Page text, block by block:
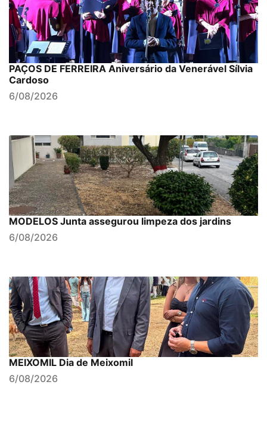
PAÇOS DE FERREIRA Aniversário da Venerável Sílvia
Cardoso
6/08/2026
MODELOS Junta assegurou limpeza dos jardins
6/08/2026
MEIXOMIL Dia de Meixomil
6/08/2026